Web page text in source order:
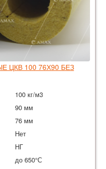
ЦКВ 100 76Х90 БЕЗ
100 кг/м3
90 мм
76 мм
Нет
НГ
до 650°С